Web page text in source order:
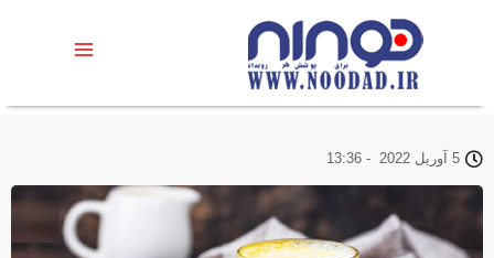
5 آوریل 2022 -
13:36